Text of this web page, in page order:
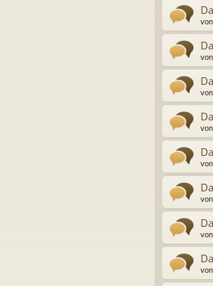
von
von
von
von
von
von
von
von